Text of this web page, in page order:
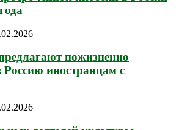
пожизненно
Россию иностранцам с